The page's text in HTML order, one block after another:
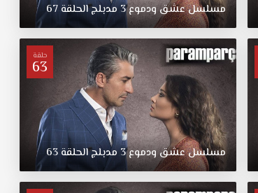
مسلسلعشقودموع3 مدبلجالحلقة67
حلقة
63
مسلسلعشقودموع3 مدبلجالحلقة63